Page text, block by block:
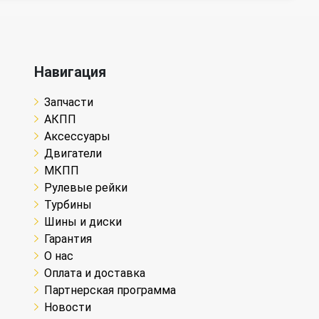
Навигация
Запчасти
АКПП
Аксессуары
Двигатели
МКПП
Рулевые рейки
Турбины
Шины и диски
Гарантия
О нас
Оплата и доставка
Партнерская программа
Новости